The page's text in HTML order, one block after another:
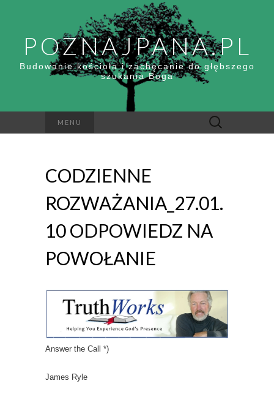
POZNAJPANA.PL
Budowanie kościoła i zachęcanie do głębszego
szukania Boga
MENU Szukaj:
CODZIENNE
ROZWAŻANIA_27.01.
10 ODPOWIEDZ NA
POWOŁANIE
Answer the Call *)
James Ryle